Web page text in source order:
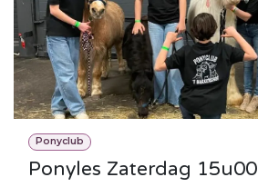
Ponyclub
Ponyles Zaterdag 15u00